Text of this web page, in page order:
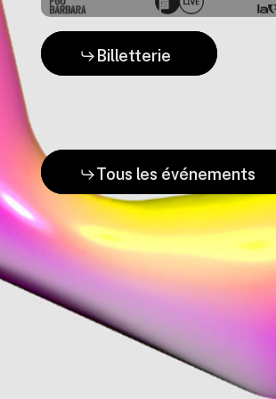
Billetterie
Tous les événements